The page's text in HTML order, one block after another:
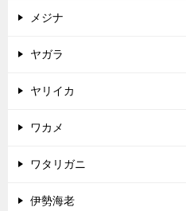
メジナ
ヤガラ
ヤリイカ
ワカメ
ワタリガニ
伊勢海老